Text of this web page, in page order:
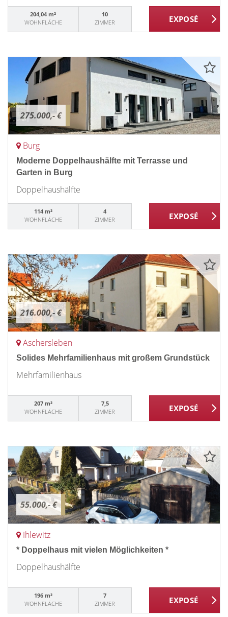
204,04 m²
WOHNFLÄCHE
10
ZIMMER
275.000,- €
Burg
Moderne Doppelhaushälfte mit Terrasse und
Garten in Burg
Doppelhaushälfte
114 m²
WOHNFLÄCHE
4
ZIMMER
216.000,- €
Aschersleben
Solides Mehrfamilienhaus mit großem Grundstück
Mehrfamilienhaus
207 m²
WOHNFLÄCHE
7,5
ZIMMER
55.000,- €
Ihlewitz
* Doppelhaus mit vielen Möglichkeiten *
Doppelhaushälfte
196 m²
WOHNFLÄCHE
7
ZIMMER